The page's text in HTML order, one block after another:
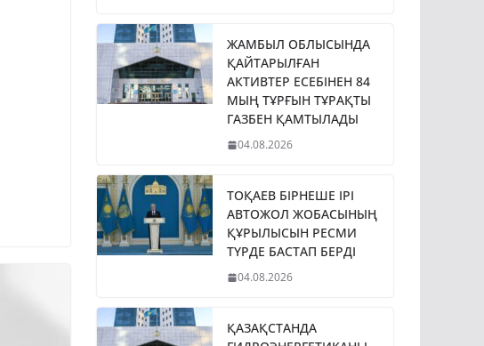
ЖАМБЫЛ ОБЛЫСЫНДА
ҚАЙТАРЫЛҒАН
АКТИВТЕР ЕСЕБІНЕН 84
МЫҢ ТҰРҒЫН ТҰРАҚТЫ
ГАЗБЕН ҚАМТЫЛАДЫ
04.08.2026
ТОҚАЕВ БІРНЕШЕ ІРІ
АВТОЖОЛ ЖОБАСЫНЫҢ
ҚҰРЫЛЫСЫН РЕСМИ
ТҮРДЕ БАСТАП БЕРДІ
04.08.2026
ҚАЗАҚСТАНДА